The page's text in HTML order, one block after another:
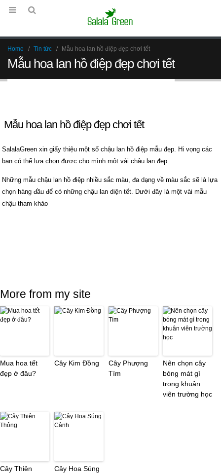
Home Tin tức Mẫu hoa lan hồ điệp đẹp chơi tết
Mẫu hoa lan hồ điệp đẹp chơi tết
Mẫu hoa lan hồ điệp đẹp chơi tết
SalalaGreen xin giấy thiệu một số chậu lan hồ điệp mẫu đẹp. Hi vọng các
bạn có thể lựa chọn được cho mình một vài chậu lan đẹp.
Những mẫu chậu lan hồ điệp nhiều sắc màu, đa dạng về màu sắc sẽ là lựa
chọn hàng đầu để có những chậu lan diện tết. Dưới đây là một vài mẫu
chậu tham khảo
More from my site
Mua hoa tết
đẹp ở đâu?
Cây Kim Đồng
Cây Phượng
Tím
Nên chọn cây
bóng mát gì
trong khuân
viên trường học
Cây Thiên
Cây Hoa Súng